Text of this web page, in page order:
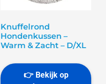
Knuffelrond
Hondenkussen –
Warm & Zacht – D/XL